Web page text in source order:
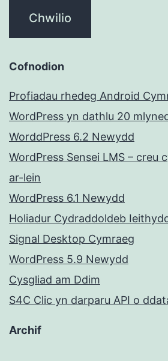
Cofnodion
Profiadau rhedeg Android
WordPress yn dathlu 20
WorddPress 6.2 Newydd
WordPress Sensei LMS – creu
ar-lein
WordPress 6.1 Newydd
Holiadur Cydraddoldeb
Signal Desktop Cymraeg
WordPress 5.9 Newydd
Cysgliad am Ddim
S4C Clic yn darparu API o
Archif